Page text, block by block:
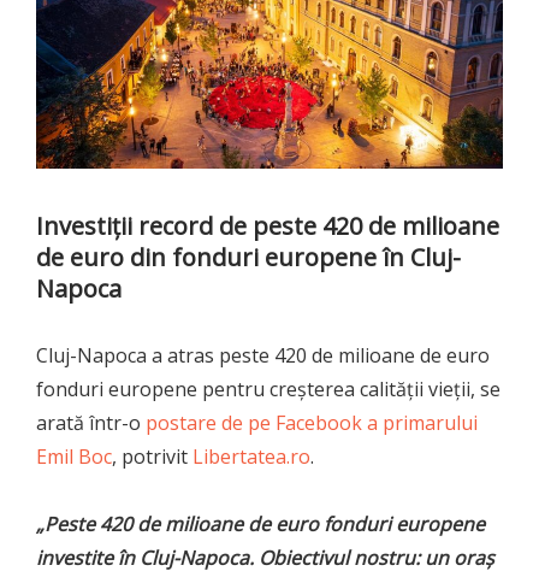
Investiții record de peste 420 de milioane
de euro din fonduri europene în Cluj-
Napoca
Cluj-Napoca a atras peste 420 de milioane de euro
fonduri europene pentru creșterea calității vieții, se
arată într-o postare de pe Facebook a primarului
Emil Boc, potrivit Libertatea.ro.
„Peste 420 de milioane de euro fonduri europene
investite în Cluj-Napoca. Obiectivul nostru: un oraș